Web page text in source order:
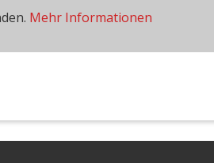
Mehr Informationen